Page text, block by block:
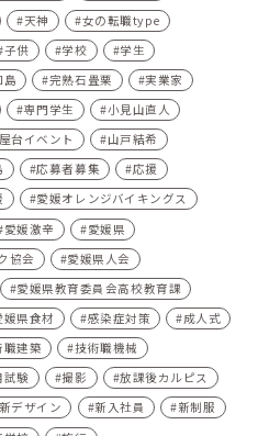
天神
女の転職type
子供 学校
学生
島 完熟石畳栗
実業家
専門学生
小見山直人
屋台イベント
山戸結希
応募者募集
応援
愛媛オレンジバイキングス
愛媛激辛
愛媛県
協会
愛媛県人会
愛媛県教育委員会高校教育課
媛県食材 感染症対策
成人式
職建築
技術職機械
試験 撮影
放課後カルピス
新デザイン 新入社員
新制服